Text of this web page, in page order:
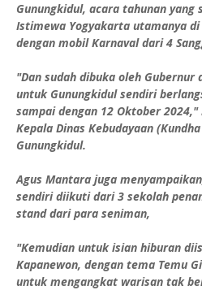
Gunungkidul, acara tahunan
Istimewa Yogyakarta utamanya
dengan mobil Karnaval dari 4
"Dan sudah dibuka oleh
untuk Gunungkidul sendiri
sampai dengan 12 Oktober
Kepala Dinas Kebudayaan
Gunungkidul.
Agus Mantara juga
sendiri diikuti dari 3 sekolah
stand dari para seniman,
"Kemudian untuk isian hiburan
Kapanewon, dengan tema Temu
untuk mengangkat warisan tak